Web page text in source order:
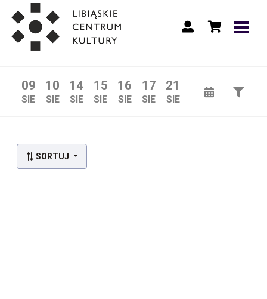
09
SIE
10
SIE
14
SIE
15
SIE
16
SIE
17
SIE
21
SIE
SORTUJ